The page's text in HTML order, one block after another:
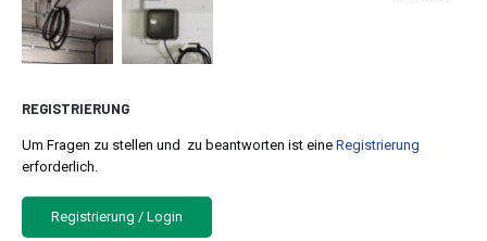
REGISTRIERUNG
Um Fragen zu stellen und zu beantworten ist eine Registrierung
erforderlich.
Registrierung / Login